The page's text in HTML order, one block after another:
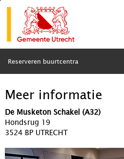
Reserveren buurtcentra
Meer informatie
De Musketon Schakel (A32)
Hondsrug 19
3524 BP UTRECHT